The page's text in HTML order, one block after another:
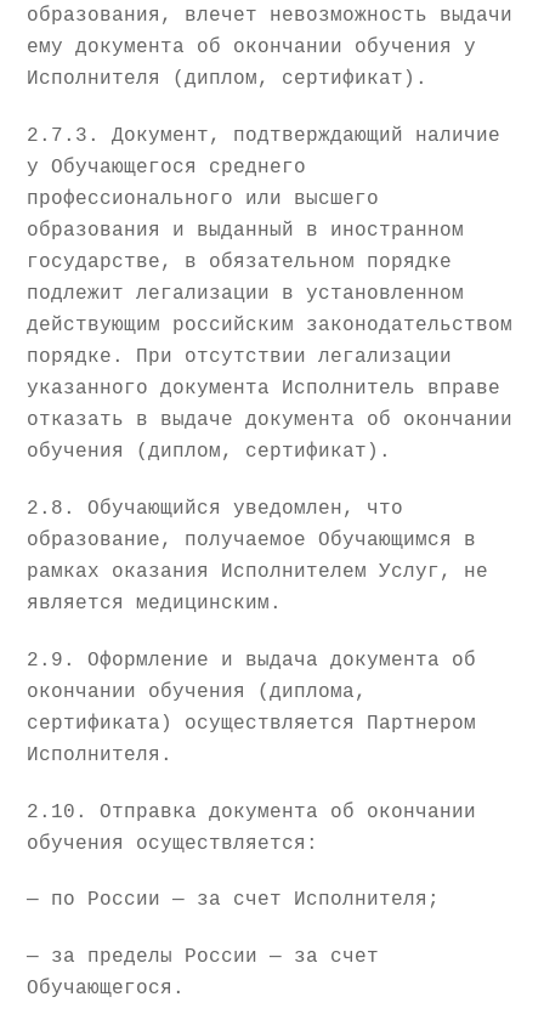
образования, влечет невозможность выдачи
ему документа об окончании обучения у
Исполнителя (диплом, сертификат).
2.7.3. Документ, подтверждающий наличие
у Обучающегося среднего
профессионального или высшего
образования и выданный в иностранном
государстве, в обязательном порядке
подлежит легализации в установленном
действующим российским законодательством
порядке. При отсутствии легализации
указанного документа Исполнитель вправе
отказать в выдаче документа об окончании
обучения (диплом, сертификат).
2.8. Обучающийся уведомлен, что
образование, получаемое Обучающимся в
рамках оказания Исполнителем Услуг, не
является медицинским.
2.9. Оформление и выдача документа об
окончании обучения (диплома,
сертификата) осуществляется Партнером
Исполнителя.
2.10. Отправка документа об окончании
обучения осуществляется:
— по России — за счет Исполнителя;
— за пределы России — за счет
Обучающегося.